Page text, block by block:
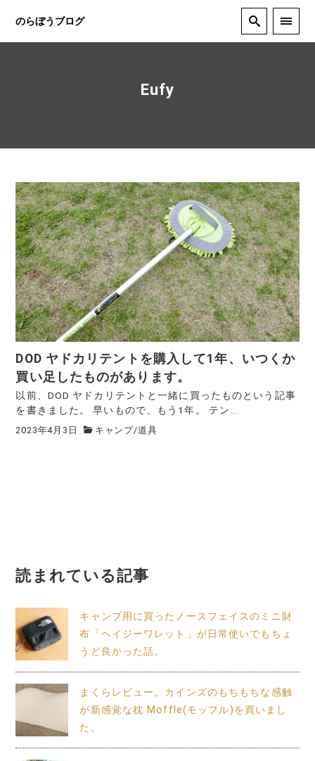
のらぼうブログ
Eufy
DOD ヤドカリテントを購入して1年、いつくか
買い足したものがあります。
以前、DOD ヤドカリテントと一緒に買ったものという記事
を書きました。 早いもので、もう1年。 テン...
2023年4月3日 キャンプ/道具
読まれている記事
キャンプ用に買ったノースフェイスのミニ財
布「ヘイジーワレット」が日常使いでもちょ
うど良かった話。
まくらレビュー。カインズのもちもちな感触
が新感覚な枕 Moffle(モッフル)を買いまし
た。